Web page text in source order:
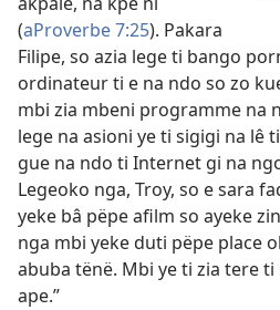
(aProverbe 7:25). Pakara
Filipe, so azia lege ti bango
ordinateur ti e na ndo so zo
mbi zia mbeni programme na
lege na asioni ye ti sigigi na lê
gue na ndo ti Internet gi na
Legeoko nga, Troy, so e sara
yeke bâ pëpe afilm so ayeke
nga mbi yeke duti pëpe place
abuba tënë. Mbi ye ti zia tere
ape.”